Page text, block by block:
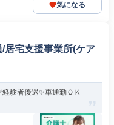
気になる
居宅支援事業所(ケア
験者優遇✨車通勤ＯＫ